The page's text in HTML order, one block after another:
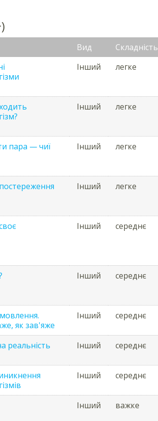
Вид Складність
Інший легке
Інший легке
пара — чиї
Інший легке
Інший легке
Інший середнє
Інший середнє
як зав'яже
Інший середнє
реальність Інший середнє
Інший середнє
Інший важке